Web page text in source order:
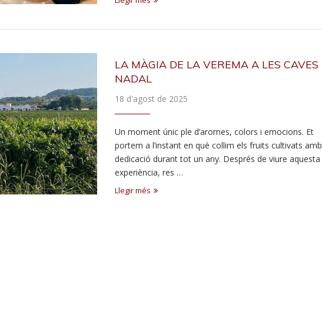
LA MÀGIA DE LA VEREMA A LES CAVES
NADAL
18 d'agost de 2025
Un moment únic ple d’aromes, colors i emocions. Et
portem a l’instant en què collim els fruits cultivats amb
dedicació durant tot un any. Després de viure aquesta
experiència, res …
Llegir més